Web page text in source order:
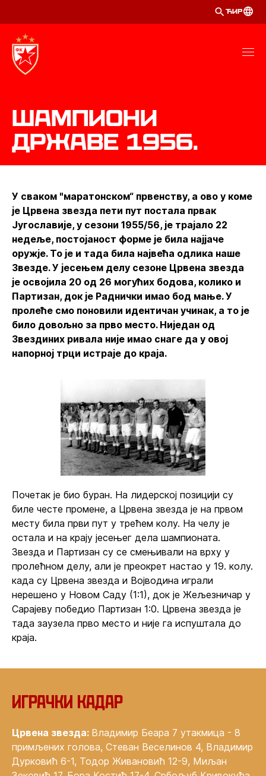
ЋИР
Шампиони
државе 1956.
У сваком "маратонском“ првенству, а ово у коме
је Црвена звезда пети пут постала првак
Југославије, у сезони 1955/56, је трајало 22
недеље, постојаност форме је била најјаче
оружје. То је и тада била највећа одлика наше
Звезде. У јесењем делу сезоне Црвена звезда
је освојила 20 од 26 могућих бодова, колико и
Партизан, док је Раднички имао бод мање. У
пролеће смо поновили идентичан учинак, а то је
било довољно за прво место. Ниједан од
Звездиних ривала није имао снаге да у овој
напорној трци истраје до краја.
Почетак је био буран. На лидерској позицији су
биле честе промене, а Црвена звезда је на првом
месту била први пут у трећем колу. На челу је
остала и на крају јесењег дела шампионата.
Звезда и Партизан су се смењивали на врху у
пролећном делу, али је преокрет настао у 19. колу.
када су Црвена звезда и Војводина играли
нерешено у Новом Саду (1:1), док је Жељезничар у
Сарајеву победио Партизан 1:0. Црвена звезда је
тада заузела прво место и није га испуштала до
краја.
‍Играчки кадар
Црвена звезда: Владимир Беара 7 утакмица - 8
примљених голова, Стеван Веселинов 4, Владимир
Дурковић 6-1, Тодор Живановић 12-9, Миљан